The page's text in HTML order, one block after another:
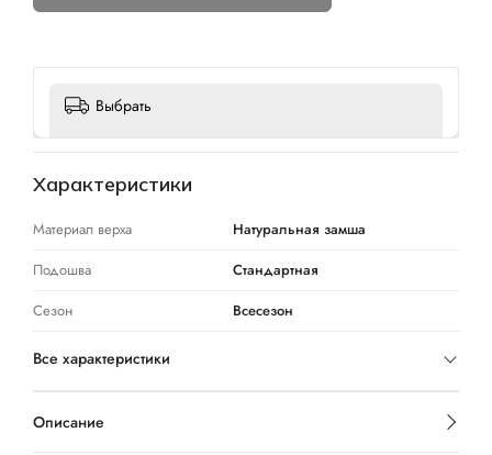
Выбрать
Характеристики
Материал верха
Натуральная замша
Подошва
Стандартная
Сезон
Всесезон
Все характеристики
Описание